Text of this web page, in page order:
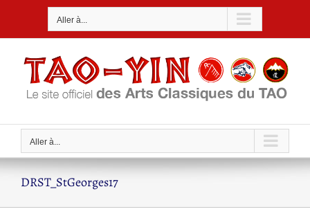
Aller à...
Aller à...
DRST_StGeorges17